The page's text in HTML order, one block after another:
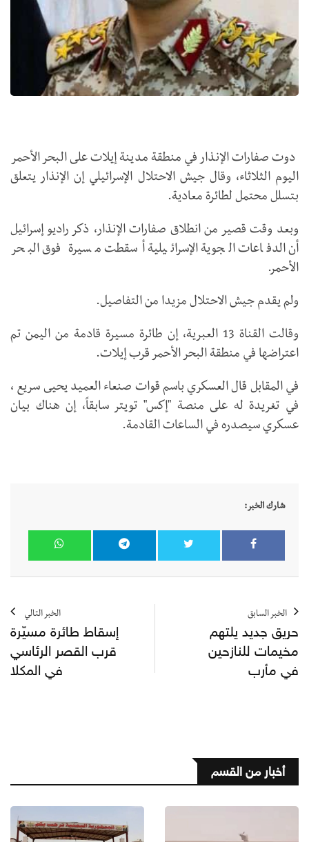
دوت صفارات الإنذار في منطقة مدينة إيلات على البحر الأحمر
اليوم الثلاثاء، وقال جيش الاحتلال الإسرائيلي إن الإنذار يتعلق
بتسلل محتمل لطائرة معادية.
وبعد وقت قصير من انطلاق صفارات الإنذار، ذكر راديو إسرائيل
أن الدفاعات الجوية الإسرائيلية أسقطت مسيرة فوق البحر
الأحمر.
ولم يقدم جيش الاحتلال مزيدا من التفاصيل.
وقالت القناة 13 العبرية، إن طائرة مسيرة قادمة من اليمن تم
اعتراضها في منطقة البحر الأحمر قرب إيلات.
في المقابل قال العسكري باسم قوات صنعاء العميد يحيى سريع ،
في تغريدة له على منصة "إكس" تويتر سابقاً، إن هناك بيان
عسكري سيصدره في الساعات القادمة.
شارك الخبر:
الخبر السابق
حريق جديد يلتهم
مخيمات للنازحين
في مأرب
الخبر التالي
إسقاط طائرة مسيّرة
قرب القصر الرئاسي
في المكلا
أخبار من القسم